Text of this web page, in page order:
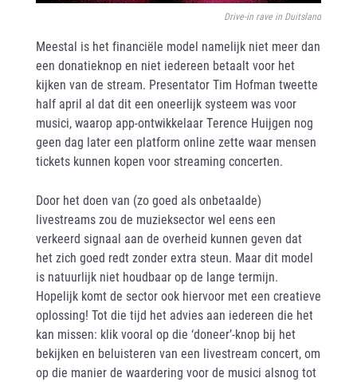
Drive-in rave in Duitsland
Meestal is het financiële model namelijk niet meer dan
een donatieknop en niet iedereen betaalt voor het
kijken van de stream. Presentator Tim Hofman tweette
half april al dat dit een oneerlijk systeem was voor
musici, waarop app-ontwikkelaar Terence Huijgen nog
geen dag later een platform online zette waar mensen
tickets kunnen kopen voor streaming concerten.
Door het doen van (zo goed als onbetaalde)
livestreams zou de muzieksector wel eens een
verkeerd signaal aan de overheid kunnen geven dat
het zich goed redt zonder extra steun. Maar dit model
is natuurlijk niet houdbaar op de lange termijn.
Hopelijk komt de sector ook hiervoor met een creatieve
oplossing! Tot die tijd het advies aan iedereen die het
kan missen: klik vooral op die ‘doneer’-knop bij het
bekijken en beluisteren van een livestream concert, om
op die manier de waardering voor de musici alsnog tot